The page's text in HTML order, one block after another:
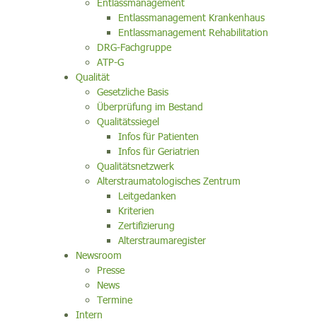
Entlassmanagement
Entlassmanagement Krankenhaus
Entlassmanagement Rehabilitation
DRG-Fachgruppe
ATP-G
Qualität
Gesetzliche Basis
Überprüfung im Bestand
Qualitätssiegel
Infos für Patienten
Infos für Geriatrien
Qualitätsnetzwerk
Alterstraumatologisches Zentrum
Leitgedanken
Kriterien
Zertifizierung
Alterstraumaregister
Newsroom
Presse
News
Termine
Intern